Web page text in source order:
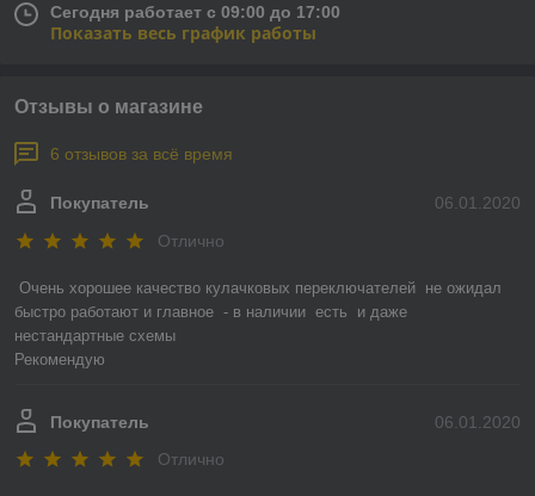
Сегодня работает с 09:00 до 17:00
Показать весь график работы
Отзывы о магазине
6 отзывов за всё время
06.01.2020
Покупатель
Отлично
Очень хорошее качество кулачковых переключателей  не ожидал
быстро работают и главное  - в наличии  есть  и даже
нестандартные схемы
Рекомендую
06.01.2020
Покупатель
Отлично